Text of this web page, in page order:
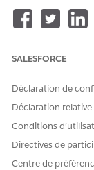
SALESFORCE
Déclaration de
Déclaration relative
Conditions
Directives de
Centre de